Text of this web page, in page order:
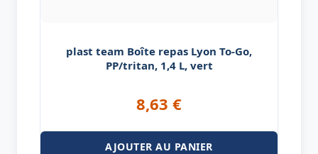
plast team Boîte repas Lyon To-Go,
PP/tritan, 1,4 L, vert
8,63 €
AJOUTER AU PANIER